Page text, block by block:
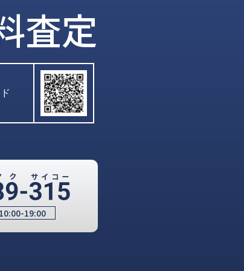
査定
10:00-19:00